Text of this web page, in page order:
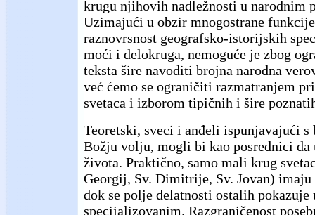
krugu njihovih nadležnosti u narodnim
Uzimajući u obzir mnogostrane
raznovrsnost geografsko-istorijskih
moći i delokruga, nemoguće je zbog
teksta šire navoditi brojna narodna
već ćemo se ograničiti razmatranjem
svetaca i izborom tipičnih i šire
Teoretski, sveci i anđeli ispunjavajući s
Božju volju, mogli bi kao posrednici da
života. Praktično, samo mali krug
Georgij, Sv. Dimitrije, Sv. Jovan)
dok se polje delatnosti ostalih pokazuje
specijalizovanim. Razgraničenost